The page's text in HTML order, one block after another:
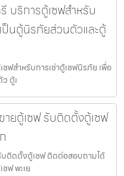
บริการตู้เซฟสำหรับ
ป็นตู้นิรภัยส่วนตัวและตู้
สำหรับการเช่าตู้เซฟนิรภัย เพื่อ
ตู้เ
ายตู้เซฟ รับติดตั้งตู้เซฟ
บติดตั้งตู้เซฟ ติดต่อสอบถามได้
ฟ พะเย